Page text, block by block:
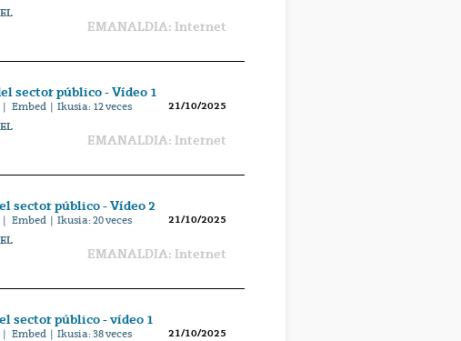
EMANALDIA: Internet
sector público - Vídeo 1
21/10/2025
| Embed | Ikusia: 12veces
EMANALDIA: Internet
sector público - Vídeo 2
21/10/2025
| Embed | Ikusia: 20veces
EMANALDIA: Internet
sector público - vídeo 1
21/10/2025
| Embed | Ikusia: 38veces